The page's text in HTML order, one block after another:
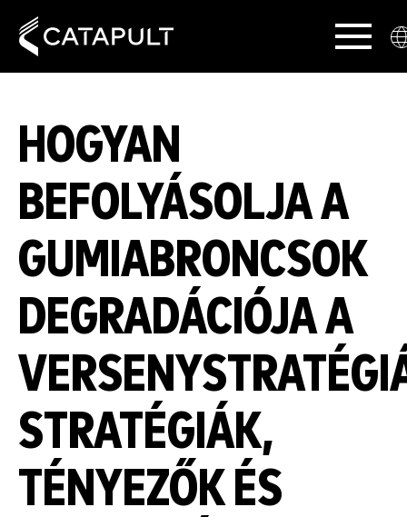
HOGYAN
BEFOLYÁSOLJA A
GUMIABRONCSOK
DEGRADÁCIÓJA A
STRATÉGIÁK,
TÉNYEZŐK ÉS